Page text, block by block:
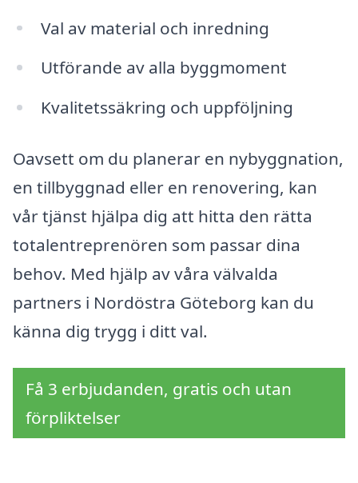
Val av material och inredning
Utförande av alla byggmoment
Kvalitetssäkring och uppföljning
Oavsett om du planerar en nybyggnation,
en tillbyggnad eller en renovering, kan
vår tjänst hjälpa dig att hitta den rätta
totalentreprenören som passar dina
behov. Med hjälp av våra välvalda
partners i Nordöstra Göteborg kan du
känna dig trygg i ditt val.
Få 3 erbjudanden, gratis och utan
förpliktelser